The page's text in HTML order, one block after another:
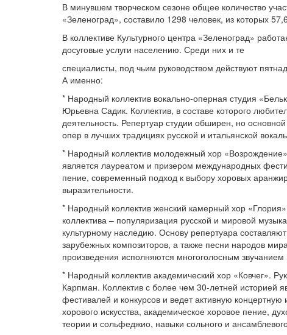
В минувшем творческом сезоне общее количество
«Зеленоград», составило 1298 человек, из которых
В коллективе Культурного центра «Зеленоград»
досуговые услуги населению. Среди них и те
специалисты, под чьим руководством действуют
А именно:
* Народный коллектив вокально-оперная студия
Юрьевна Садик. Коллектив, в составе которого
деятельность. Репертуар студии обширен, но
опер в лучших традициях русской и итальянской
* Народный коллектив молодежный хор
является лауреатом и призером международных
пение, современный подход к выбору хоровых
выразительности.
* Народный коллектив женский камерный хор
коллектива – популяризация русской и мировой
культурному наследию. Основу репертуара
зарубежных композиторов, а также песни народов
произведения исполняются многоголосным
* Народный коллектив академический хор «Ковчег».
Карпман. Коллектив с более чем 30-летней историей
фестивалей и конкурсов и ведет активную
хорового искусства, академическое хоровое пение,
теории и сольфеджио, навыки сольного и